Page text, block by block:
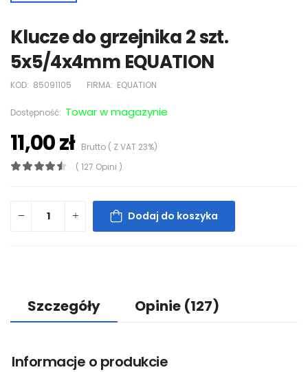
Klucze do grzejnika 2 szt.
5x5/4x4mm EQUATION
KOD: 85091105 FIRMA: EQUATION
Dostępność: Towar w magazynie
11,00 złBrutto ( Z VAT 23%)
( 127 Opini )
Dodaj do koszyka
Szczegóły Opinie (127)
Informacje o produkcie